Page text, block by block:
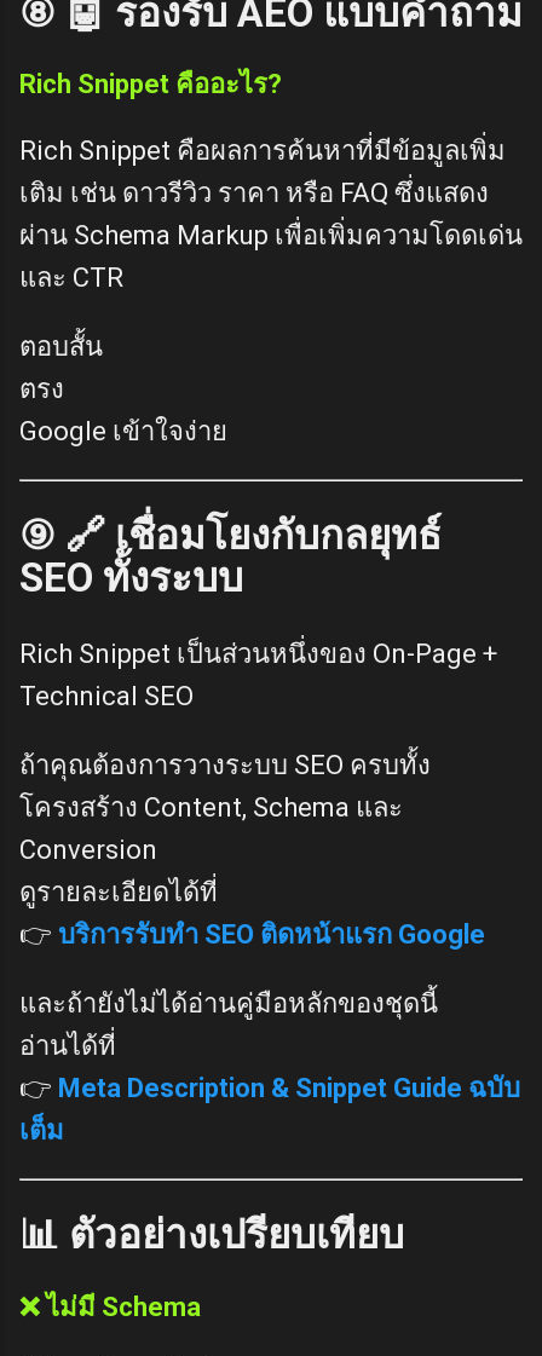
⑧ 🤖 รองรับ AEO แบบคำถาม
Rich Snippet คืออะไร?
Rich Snippet คือผลการค้นหาที่มีข้อมูลเพิ่ม
เติม เช่น ดาวรีวิว ราคา หรือ FAQ ซึ่งแสดง
ผ่าน Schema Markup เพื่อเพิ่มความโดดเด่น
และ CTR
ตอบสั้น
ตรง
Google เข้าใจง่าย
⑨ 🔗 เชื่อมโยงกับกลยุทธ์
SEO ทั้งระบบ
Rich Snippet เป็นส่วนหนึ่งของ On-Page +
Technical SEO
ถ้าคุณต้องการวางระบบ SEO ครบทั้ง
โครงสร้าง Content, Schema และ
Conversion
ดูรายละเอียดได้ที่
👉 บริการรับทำ SEO ติดหน้าแรก Google
และถ้ายังไม่ได้อ่านคู่มือหลักของชุดนี้
อ่านได้ที่
👉 Meta Description & Snippet Guide ฉบับ
เต็ม
📊 ตัวอย่างเปรียบเทียบ
❌ ไม่มี Schema